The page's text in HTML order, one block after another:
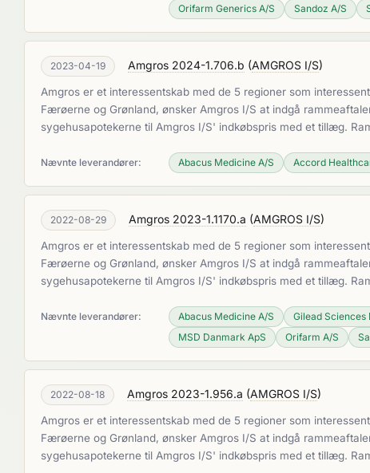
Orifarm Generics A/S
Sandoz A/S
2023-04-19 Amgros 2024-1.706.b (AMGROS I/S)
Amgros er et interessentskab med de 5 regioner som
Færøerne og Grønland, ønsker Amgros I/S at indgå
sygehusapotekerne til Amgros I/S' indkøbspris med et tillæg.
Nævnte leverandører: Abacus Medicine A/S Accord
2022-08-29 Amgros 2023-1.1170.a (AMGROS I/S)
Amgros er et interessentskab med de 5 regioner som
Færøerne og Grønland, ønsker Amgros I/S at indgå
sygehusapotekerne til Amgros I/S' indkøbspris med et tillæg.
Nævnte leverandører: Abacus Medicine A/S Gilead Sciences
MSD Danmark ApS
Orifarm A/S
2022-08-18 Amgros 2023-1.956.a (AMGROS I/S)
Amgros er et interessentskab med de 5 regioner som
Færøerne og Grønland, ønsker Amgros I/S at indgå
sygehusapotekerne til Amgros I/S' indkøbspris med et tillæg.